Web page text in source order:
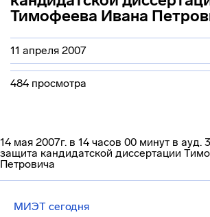
Тимофеева Ивана
11 апреля 2007
484 просмотра
14 мая 2007г. в 14 часов 00 минут в ауд.
защита кандидатской диссертации
Петровича
МИЭТ сегодня